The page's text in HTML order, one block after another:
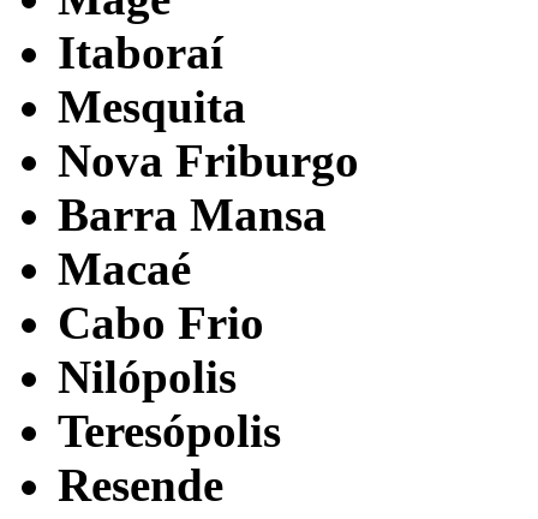
Itaboraí
Mesquita
Nova Friburgo
Barra Mansa
Macaé
Cabo Frio
Nilópolis
Teresópolis
Resende